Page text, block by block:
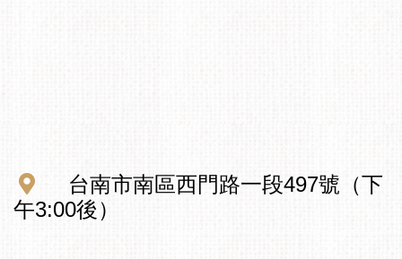
台南市南區西門路一段497號（下
午3:00後）